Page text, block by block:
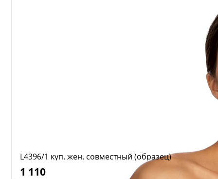
L4396/1 куп. жен. совместный (образец)
1 110